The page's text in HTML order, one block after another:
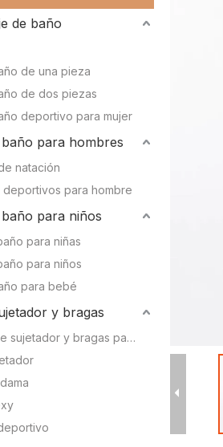
de baño deportivo para mujer
Trajes de baño para hombres
de natación
deportivos para hombre
Trajes de baño para niños
de baño para niñas
de baño para niños
Señora sujetador y bragas
deportivo
de sujetador y bragas para mujer
de baño
de una pieza
de dos piezas
deportivo para mujer
baño para hombres
natación
deportivos para hombre
para niños
para niñas
para niños
para bebé
y bragas
Conjunto de sujetador y bragas para mujer